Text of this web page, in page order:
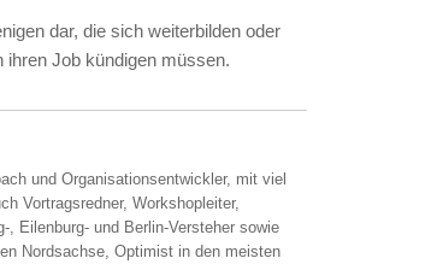
dar, die sich weiterbilden oder
ihren Job kündigen müssen.
und Organisationsentwickler, mit viel
Vortragsredner, Workshopleiter,
Eilenburg- und Berlin-Versteher sowie
Nordsachse, Optimist in den meisten